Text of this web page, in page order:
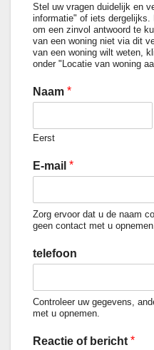
Stel uw vragen duidelijk en
informatie" of iets dergelijks.
om een ​​zinvol antwoord te
van een woning niet via dit
van een woning wilt weten,
onder "Locatie van woning
Naam *
Eerst
E-mail *
Zorg ervoor dat u de naam
geen contact met u opnemen.
telefoon
Controleer uw gegevens,
met u opnemen.
Reactie of bericht *